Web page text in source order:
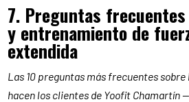
7. Preguntas
y entrenamiento de
extendida
Las 10 preguntas más frecuentes
hacen los clientes de Yoofit Chamartín